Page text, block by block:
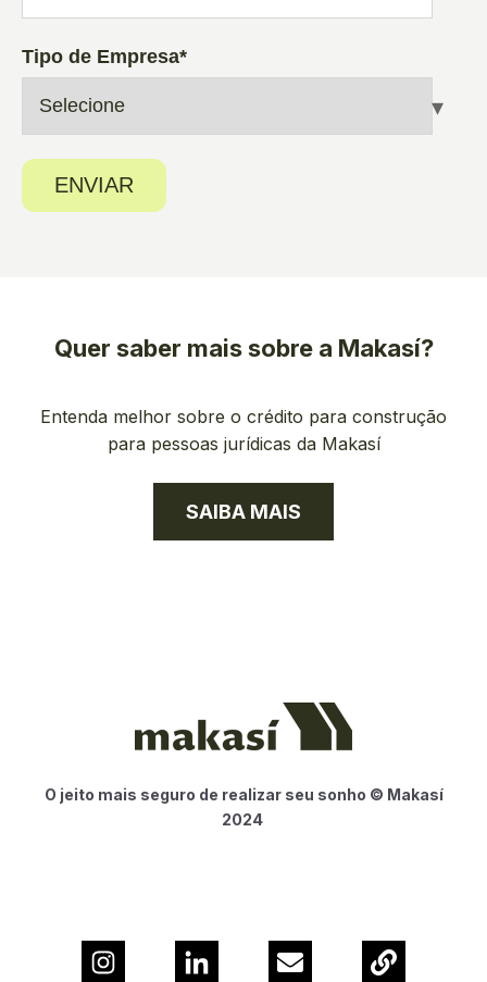
Tipo de Empresa*
Quer saber mais sobre a Makasí?
Entenda melhor sobre o crédito para construção
para pessoas jurídicas da Makasí
SAIBA MAIS
O jeito mais seguro de realizar seu sonho © Makasí
2024